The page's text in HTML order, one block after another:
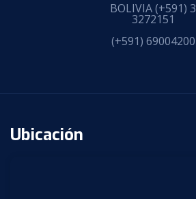
BOLIVIA(+591) 3
3272151
(+591) 69004200
Ubicación